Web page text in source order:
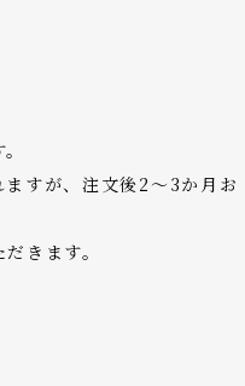
すが、注文後2～3か月お
きます。